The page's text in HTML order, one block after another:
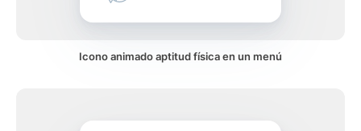
Icono animado aptitud física en un menú